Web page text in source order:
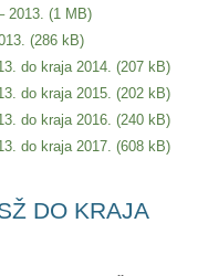
2013.
do kraja 2014.
do kraja 2015.
do kraja 2016.
do kraja 2017.
DO KRAJA